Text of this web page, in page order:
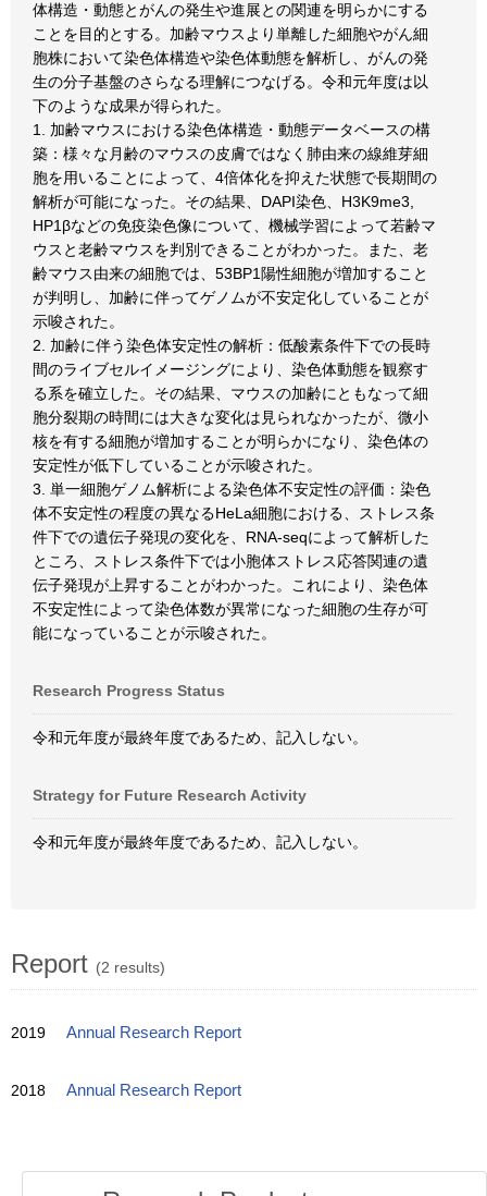
体構造・動態とがんの発生や進展との関連を明らかにする
ことを目的とする。加齢マウスより単離した細胞やがん細
胞株において染色体構造や染色体動態を解析し、がんの発
生の分子基盤のさらなる理解につなげる。令和元年度は以
下のような成果が得られた。
1. 加齢マウスにおける染色体構造・動態データベースの構
築：様々な月齢のマウスの皮膚ではなく肺由来の線維芽細
胞を用いることによって、4倍体化を抑えた状態で長期間の
解析が可能になった。その結果、DAPI染色、H3K9me3,
HP1βなどの免疫染色像について、機械学習によって若齢マ
ウスと老齢マウスを判別できることがわかった。また、老
齢マウス由来の細胞では、53BP1陽性細胞が増加すること
が判明し、加齢に伴ってゲノムが不安定化していることが
示唆された。
2. 加齢に伴う染色体安定性の解析：低酸素条件下での長時
間のライブセルイメージングにより、染色体動態を観察す
る系を確立した。その結果、マウスの加齢にともなって細
胞分裂期の時間には大きな変化は見られなかったが、微小
核を有する細胞が増加することが明らかになり、染色体の
安定性が低下していることが示唆された。
3. 単一細胞ゲノム解析による染色体不安定性の評価：染色
体不安定性の程度の異なるHeLa細胞における、ストレス条
件下での遺伝子発現の変化を、RNA-seqによって解析した
ところ、ストレス条件下では小胞体ストレス応答関連の遺
伝子発現が上昇することがわかった。これにより、染色体
不安定性によって染色体数が異常になった細胞の生存が可
能になっていることが示唆された。
Research Progress Status
令和元年度が最終年度であるため、記入しない。
Strategy for Future Research Activity
令和元年度が最終年度であるため、記入しない。
Report (2 results)
2019 Annual Research Report
2018 Annual Research Report